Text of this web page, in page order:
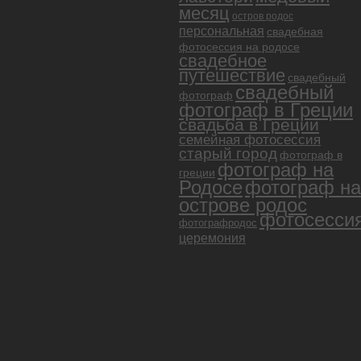
месяц остров родос
персональная свадебная
фотосессия на родосе
свадебное
путешествие свадебный
фотограф свадебный
фотограф в Греции
свадьба в Греции
семейная фотосессия
старый город фотограф в
греции фотограф на
Родосефотограф на
острове родос
фотографродос
церемония